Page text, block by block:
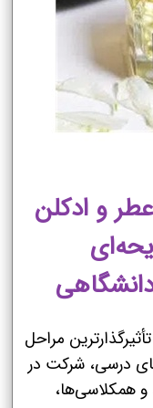
و ادکلن
مراحل
درسی، شرکت در
و همکلاسی‌ها،